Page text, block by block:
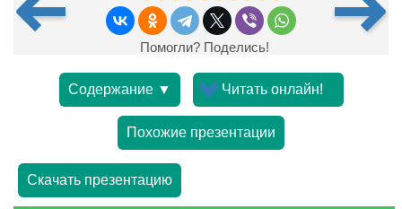
Помогли? Поделись!
Содержание ▼ Читать онлайн!
Похожие презентации
Скачать презентацию